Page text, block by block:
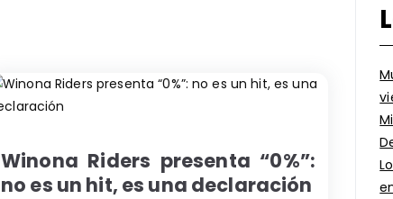
Winona Riders presenta “0%”:
no es un hit, es una declaración